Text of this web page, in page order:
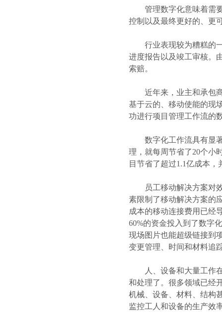
管理数字化意味着需要
控制以及最终更好的、更
行业表现较为糟糕的一
进度报告以及竣工审核。
索赔。
近年来，业主和承包商
基于云的、移动使能的现
功进行项目管理工作流的
数字化工作流具有显著
理，就每周节省了20个小
目节省了超过1.1亿成本
员工移动解决方案对效
素限制了移动解决方案的
成本的移动连接费用已经
60%的资金投入到了数字
现场图片也能超级链接到
变更管理、时间和材料追
人、设备和大量工作在
和处理了。很多领域已经
机械、设备、材料、结构
监控工人和设备的生产效